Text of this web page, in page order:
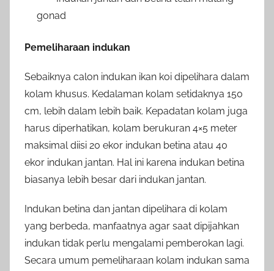
gonad
Pemeliharaan indukan
Sebaiknya calon indukan ikan koi dipelihara dalam
kolam khusus. Kedalaman kolam setidaknya 150
cm, lebih dalam lebih baik. Kepadatan kolam juga
harus diperhatikan, kolam berukuran 4×5 meter
maksimal diisi 20 ekor indukan betina atau 40
ekor indukan jantan. Hal ini karena indukan betina
biasanya lebih besar dari indukan jantan.
Indukan betina dan jantan dipelihara di kolam
yang berbeda, manfaatnya agar saat dipijahkan
indukan tidak perlu mengalami pemberokan lagi.
Secara umum pemeliharaan kolam indukan sama